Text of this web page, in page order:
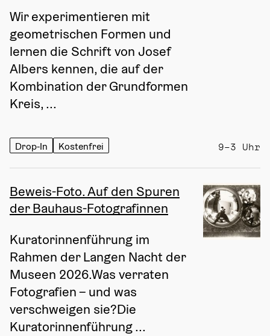
Wir experimentieren mit
geometrischen Formen und
lernen die Schrift von Josef
Albers kennen, die auf der
Kombination der Grundformen
Kreis, ...
Drop-In Kostenfrei 9–3 Uhr
Beweis-Foto. Auf den Spuren
der Bauhaus-Fotografinnen
Kuratorinnenführung im
Rahmen der Langen Nacht der
Museen 2026.Was verraten
Fotografien – und was
verschweigen sie?Die
Kuratorinnenführung ...